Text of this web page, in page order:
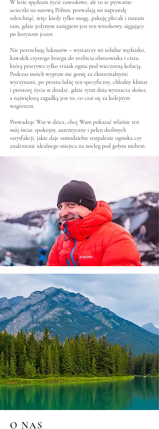
W lesie spędzam życie zawodowe, ale to te prywatne
ucieczki na surową Północ pozwalają mi naprawdę
odetchnąć, więc kiedy tylko mogę, pakuję plecak i ruszam
tam, gdzie jedynym zasięgiem jest ten wzrokowy, sięgający
po horyzont jezior.
Nie potrzebuję luksusów – wystarczy mi solidne wędzisko,
kawałek czystego brzegu do rozbicia obozowiska i cisza,
którą przerywa tylko trzask ognia pod wieczorną kolacją.
Podczas moich wypraw nie gonię za ekstremalnymi
wyczynami, po prostu lubię ten specyficzny, chłodny klimat
i prostotę życia w drodze, gdzie rytm dnia wyznacza słońce,
a największą zagadką jest to, co czai się za kolejnym
wzgórzem.
Prowadząc Was w dzicz, chcę Wam pokazać właśnie ten
mój świat: spokojny, autentyczny i pełen drobnych
satysfakcji, jakie daje samodzielne rozpalenie ogniska czy
znalezienie idealnego miejsca na nocleg pod gołym niebem.
O NAS